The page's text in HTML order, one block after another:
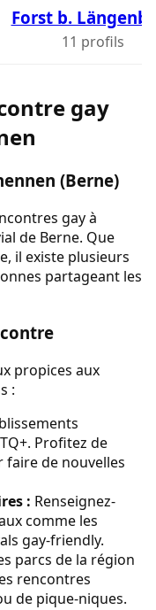
Forst b.
11 profils
gay
(Berne)
gay à
de Berne. Que
il existe plusieurs
partageant les
propices aux
:
Profitez de
faire de nouvelles
: Renseignez-
comme les
gay-friendly.
parcs de la région
rencontres
de pique-niques.